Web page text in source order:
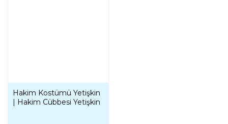
Hakim Kostümü Yetişkin
| Hakim Cübbesi Yetişkin